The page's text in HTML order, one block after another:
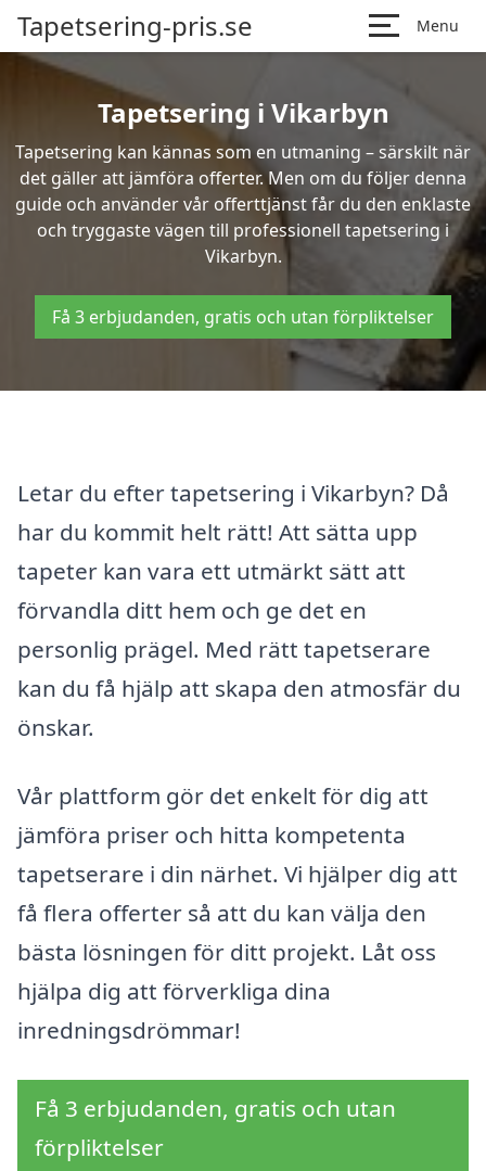
Tapetsering-pris.se Menu
Tapetsering i Vikarbyn
Tapetsering kan kännas som en utmaning – särskilt när
det gäller att jämföra offerter. Men om du följer denna
guide och använder vår offerttjänst får du den enklaste
och tryggaste vägen till professionell tapetsering i
Vikarbyn.
Få 3 erbjudanden, gratis och utan förpliktelser
Letar du efter tapetsering i Vikarbyn? Då
har du kommit helt rätt! Att sätta upp
tapeter kan vara ett utmärkt sätt att
förvandla ditt hem och ge det en
personlig prägel. Med rätt tapetserare
kan du få hjälp att skapa den atmosfär du
önskar.
Vår plattform gör det enkelt för dig att
jämföra priser och hitta kompetenta
tapetserare i din närhet. Vi hjälper dig att
få flera offerter så att du kan välja den
bästa lösningen för ditt projekt. Låt oss
hjälpa dig att förverkliga dina
inredningsdrömmar!
Få 3 erbjudanden, gratis och utan
förpliktelser